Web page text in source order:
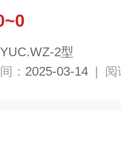
YUC.WZ-2型
： 2025-03-14 | 阅